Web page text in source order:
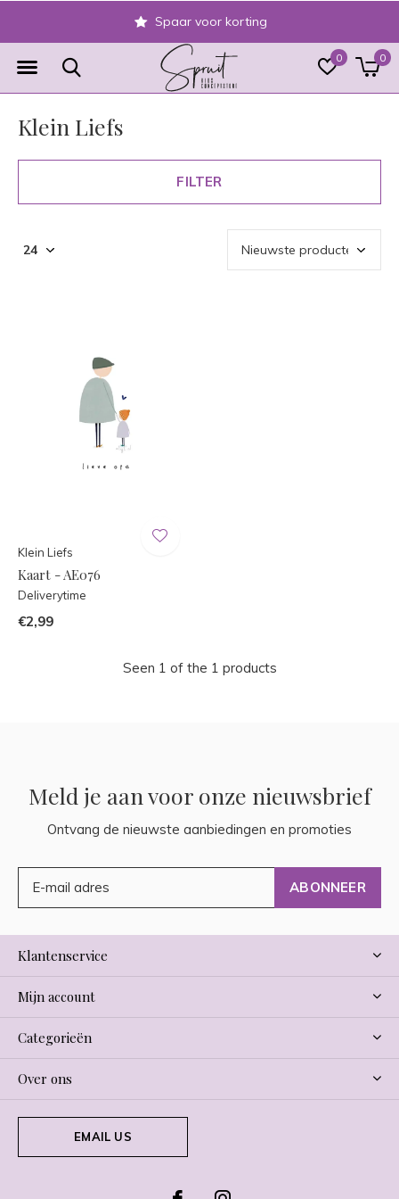
0 0
Spaar voor korting
Klein Liefs
FILTER
Klein Liefs
Kaart - AE076
Deliverytime
€2,99
Seen 1 of the 1 products
Meld je aan voor onze nieuwsbrief
Ontvang de nieuwste aanbiedingen en promoties
ABONNEER
Klantenservice
Mijn account
Categorieën
Over ons
EMAIL US